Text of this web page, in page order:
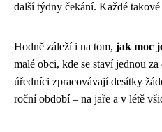
další týdny čekání. Každé
Hodně záleží i na tom, jak moc
malé obci, kde se staví jednou
úředníci zpracovávají desítky
roční období – na jaře a v létě